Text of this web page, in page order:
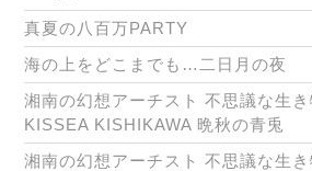
真夏の八百万PARTY
海の上をどこまでも…二日月の夜
湘南の幻想アーチスト 不思議な生
KISSEA KISHIKAWA 晩秋の青兎
湘南の幻想アーチスト 不思議な生